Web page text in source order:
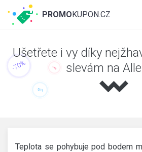
Ušetřete i vy díky
slevám na
Teplota se pohybuje pod bodem
PROMOKUPON.CZ